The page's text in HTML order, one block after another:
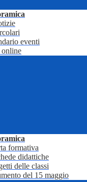
eventi
formativa
didattiche
delle classi
del 15 maggio